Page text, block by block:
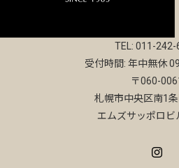
TEL: 011-242-
受付時間: 年中無休
〒060-
札幌市中央区南1
エムズサッポロビ